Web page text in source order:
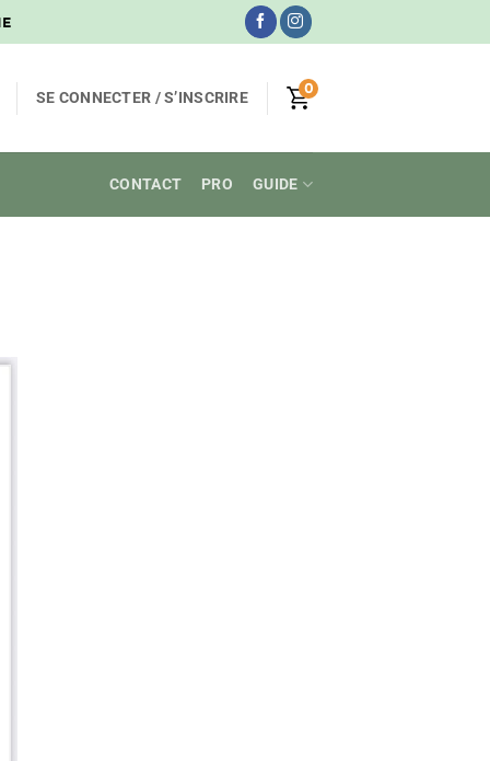
SE CONNECTER / S’INSCRIRE 0
CONTACT PRO GUIDE